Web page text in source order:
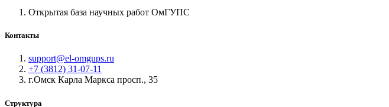
Открытая база научных работ ОмГУПС
Контакты
support@el-omgups.ru
+7 (3812) 31-07-11
г.Омск Карла Маркса просп., 35
Структура